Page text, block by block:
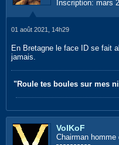
Inscription: mars
01 août 2021, 14h29
En Bretagne le face ID se fait
jamais.
"Roule tes boules sur mes
VolKoF
Chairman homme